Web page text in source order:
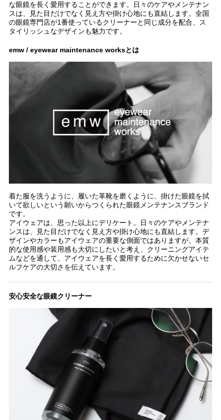
な眼鏡を長く愛用することができます。日々のケアやメンテナン
スは、見た目だけでなく見え方や掛け心地にも直結します。全国
の眼鏡専門店が1番使っているクリーナーと同じ成分を配合、ス
タイリッシュなデザインも魅力です。
emw / eyewear maintenance worksとは
着た服を洗うように、履いた革靴を磨くように、掛けた眼鏡を拭
いて欲しいという願いからつくられた眼鏡メンテナンスブランド
です。
アイウェアは、思った以上にデリケート。日々のケアやメンテナ
ンスは、見た目だけでなく見え方や掛け心地にも直結します。デ
ザインやカラーもアイウェアの重要な側面ではありますが、本質
的な使用感や装用感も大切にしたいと考え、クリーニングアイテ
ムなどを通して、アイウェアを長く愛用するために欠かせないセ
ルフケアの大切さを伝えています。
安心安全な眼鏡クリーナー